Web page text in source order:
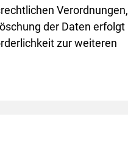
Verordnungen,
der Daten erfolgt
zur weiteren